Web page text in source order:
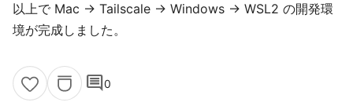
以上で Mac → Tailscale → Windows → WSL2 の開発環
境が完成しました。
comment0